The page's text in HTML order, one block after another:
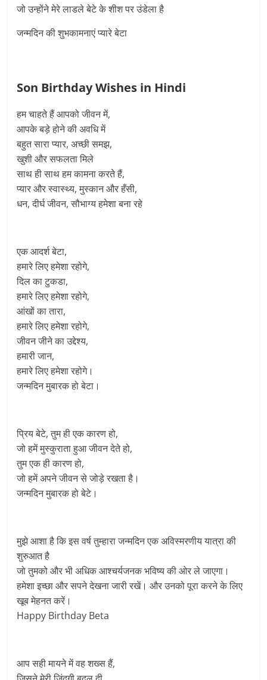
जो उन्होंने मेरे लाडले बेटे के शीश पर उंडेला है
जन्मदिन की शुभकामनाएं प्यारे बेटा
Son Birthday Wishes in Hindi
हम चाहते हैं आपको जीवन में,
आपके बड़े होने की अवधि में
बहुत सारा प्यार, अच्छी समझ,
खुशी और सफलता मिले
साथ ही साथ हम कामना करते हैं,
प्यार और स्वास्थ्य, मुस्कान और हँसी,
धन, दीर्घ जीवन, सौभाग्य हमेशा बना रहे
एक आदर्श बेटा,
हमारे लिए हमेशा रहोगे,
दिल का टुकडा,
हमारे लिए हमेशा रहोगे,
आंखों का तारा,
हमारे लिए हमेशा रहोगे,
जीवन जीने का उद्देश्य,
हमारी जान,
हमारे लिए हमेशा रहोगे।
जन्मदिन मुबारक हो बेटा।
प्रिय बेटे, तुम ही एक कारण हो,
जो हमें मुस्कुराता हुआ जीवन देते हो,
तुम एक ही कारण हो,
जो हमें अपने जीवन से जोड़े रखता है।
जन्मदिन मुबारक हो बेटे।
मुझे आशा है कि इस वर्ष तुम्हारा जन्मदिन एक अविस्मरणीय यात्रा की
शुरुआत है
जो तुमको और भी अधिक आश्चर्यजनक भविष्य की ओर ले जाएगा।
हमेशा इच्छा और सपने देखना जारी रखें। और उनको पूरा करने के लिए
खूब मेहनत करें।
Happy Birthday Beta
आप सही मायने में वह शख्स हैं,